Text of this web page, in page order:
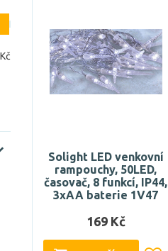
Solight LED venkovní
rampouchy, 50LED,
časovač, 8 funkcí, IP44,
3xAA baterie 1V47
169 Kč